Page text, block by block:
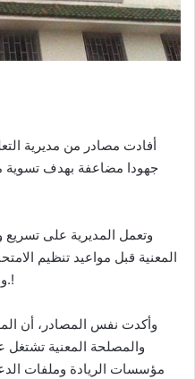
أفادت مصادر من مديرية
جهودا مضاعفة بهدف تسوية
وتعمل المديرية على تسريع
والتي لم يبق لها سوى أيام معدودات.!
وأكدت نفس المصادر، أن
والمصلحة المعنية
مؤسسات الريادة وملفات